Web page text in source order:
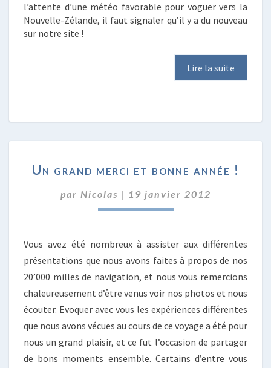
l’attente d’une météo favorable pour voguer vers la
Nouvelle-Zélande, il faut signaler qu’il y a du nouveau
sur notre site !
Lire la suite
GRAND
ET
BONNE
!
Un grand merci et bonne année !
par Nicolas | 19 janvier 2012
Vous avez été nombreux à assister aux différentes
présentations que nous avons faites à propos de nos
20’000 milles de navigation, et nous vous remercions
chaleureusement d’être venus voir nos photos et nous
écouter. Evoquer avec vous les expériences différentes
que nous avons vécues au cours de ce voyage a été pour
nous un grand plaisir, et ce fut l’occasion de partager
de bons moments ensemble. Certains d’entre vous